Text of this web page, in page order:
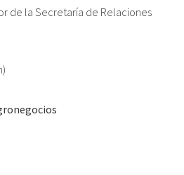
de la Secretaría de Relaciones